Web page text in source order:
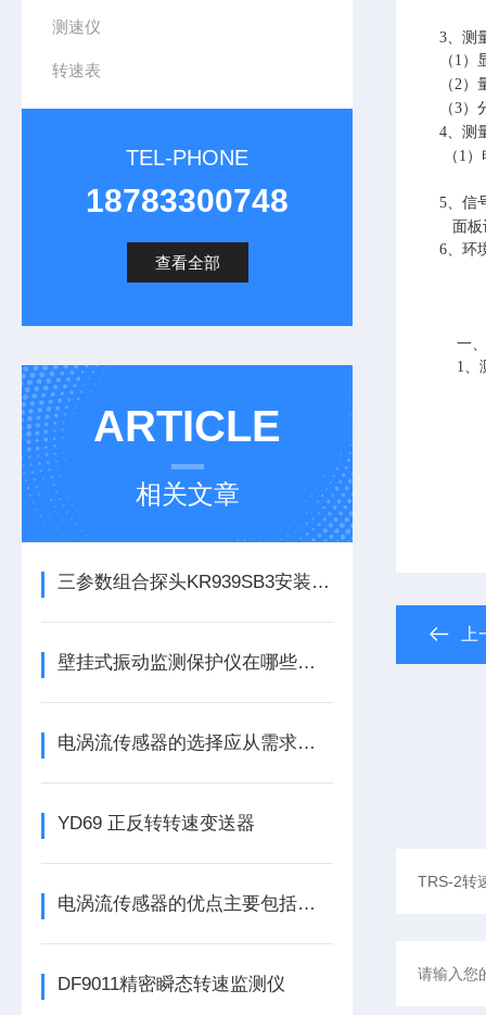
测速仪
转速表
TEL-PHONE
18783300748
查看全部
ARTICLE
相关文章
三参数组合探头KR939SB3安装说明
壁挂式振动监测保护仪在哪些领域有广泛应用？
电涡流传感器的选择应从需求出发
YD69 正反转转速变送器
电涡流传感器的优点主要包括哪几点？
DF9011精密瞬态转速监测仪
3、测
（ 1 ）
（2）
（3）
4、测
（ 1 ）
5、信
面
6、环
一
1、